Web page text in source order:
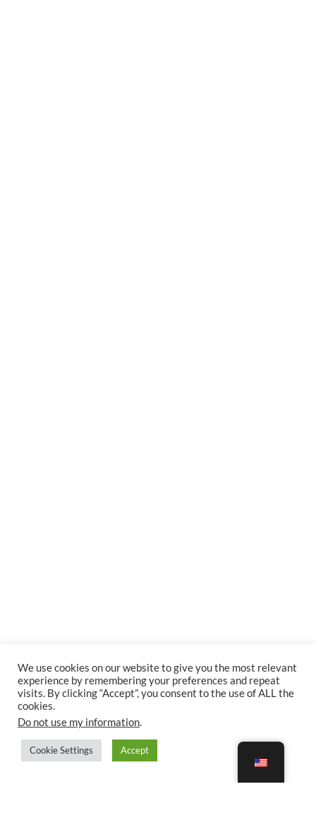
We use cookies on our website to give you the most relevant
experience by remembering your preferences and repeat
visits. By clicking “Accept”, you consent to the use of ALL the
cookies.
Do not use my information.
Cookie Settings Accept